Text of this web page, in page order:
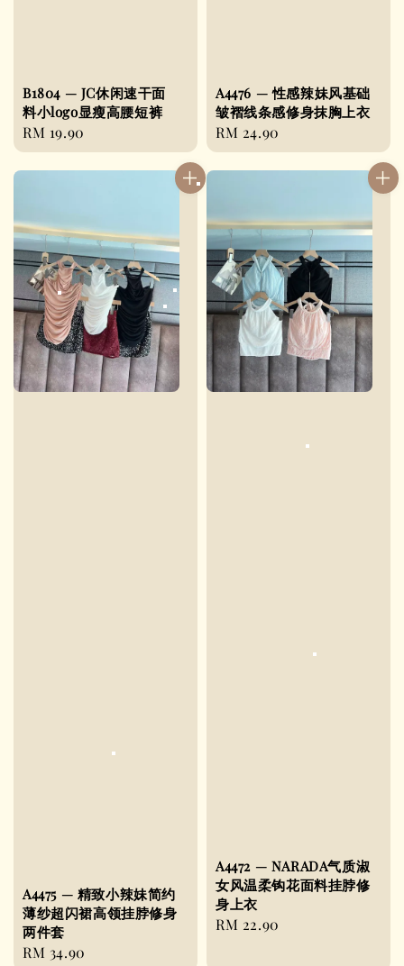
B1804 — JC休闲速干面
料小logo显瘦高腰短裤
Regular
price
RM 19.90
A4476 — 性感辣妹风基础
皱褶线条感修身抹胸上衣
Regular
price
RM 24.90
A4475 — 精致小辣妹简约
薄纱超闪裙高领挂脖修身
两件套
Regular
RM 34.90
A4472 — NARADA气质淑
女风温柔钩花面料挂脖修
身上衣
Regular
RM 22.90